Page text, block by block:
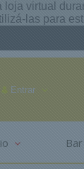
virtual
las para
Entrar
Bar